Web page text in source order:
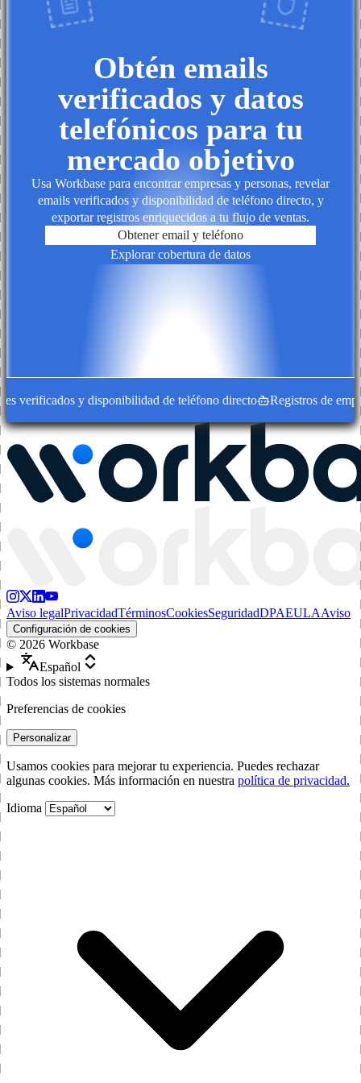
Obtén emails
verificados y datos
telefónicos para tu
mercado objetivo
Usa Workbase para encontrar empresas y personas, revelar
emails verificados y disponibilidad de teléfono directo, y
exportar registros enriquecidos a tu flujo de ventas.
Obtener email y teléfono
Explorar cobertura de datos
verificados y disponibilidad de teléfono directo Registros de
Aviso legalPrivacidadTérminosCookiesSeguridadDPAEULAAviso
Configuración de cookies
© 2026 Workbase
Español
Todos los sistemas normales
Preferencias de cookies
Personalizar
Usamos cookies para mejorar tu experiencia. Puedes rechazar
algunas cookies. Más información en nuestra política de privacidad.
Idioma